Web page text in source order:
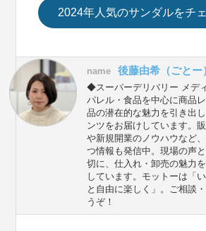
2024年人気のサンダルをチ
name 後藤由希（ごとー
◆スーパーデリバリー メデ
パレル・食品を中心に商品
品の潜在的な魅力を引き出
ンツをお届けしています。
や新規開業のノウハウなど
つ情報も発信中。現場の声
切に、仕入れ・卸売の魅力
しています。モットーは「
と自由に楽しく」。ご相談
うぞ！